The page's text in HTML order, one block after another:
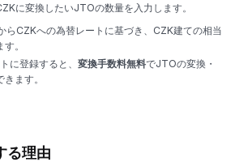
に変換したいJTOの数量を入力します。
らCZKへの為替レートに基づき、CZK建ての相当
。
に登録すると、 変換手数料無料でJTOの変換・
ます。
る理由